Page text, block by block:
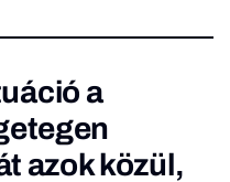
a
azok közül,